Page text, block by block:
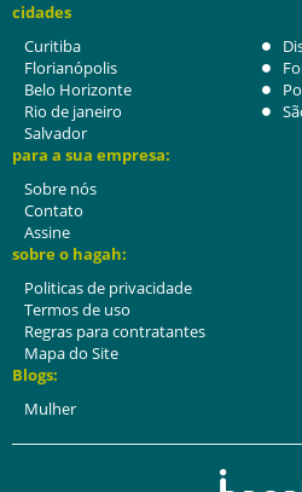
cidades
Curitiba
Florianópolis
Belo Horizonte
Rio de janeiro
Salvador
para a sua empresa:
Sobre nós
Contato
Assine
sobre o hagah:
Politicas de privacidade
Termos de uso
Regras para contratantes
Mapa do Site
Blogs:
Mulher